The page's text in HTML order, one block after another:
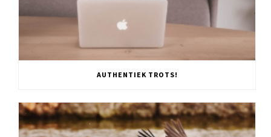
AUTHENTIEK TROTS!